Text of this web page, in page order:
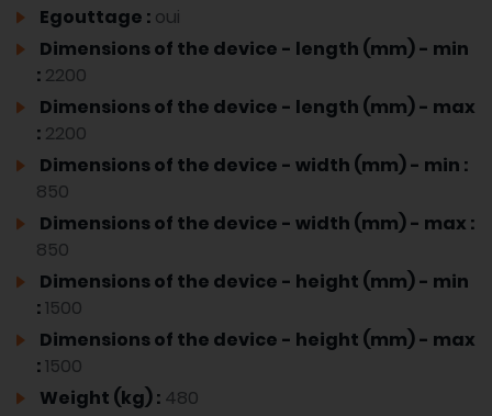
Egouttage : oui
Dimensions of the device - length (mm) - min
: 2200
Dimensions of the device - length (mm) - max
: 2200
Dimensions of the device - width (mm) - min :
850
Dimensions of the device - width (mm) - max :
850
Dimensions of the device - height (mm) - min
:1500
Dimensions of the device - height (mm) - max
:1500
Weight (kg) : 480